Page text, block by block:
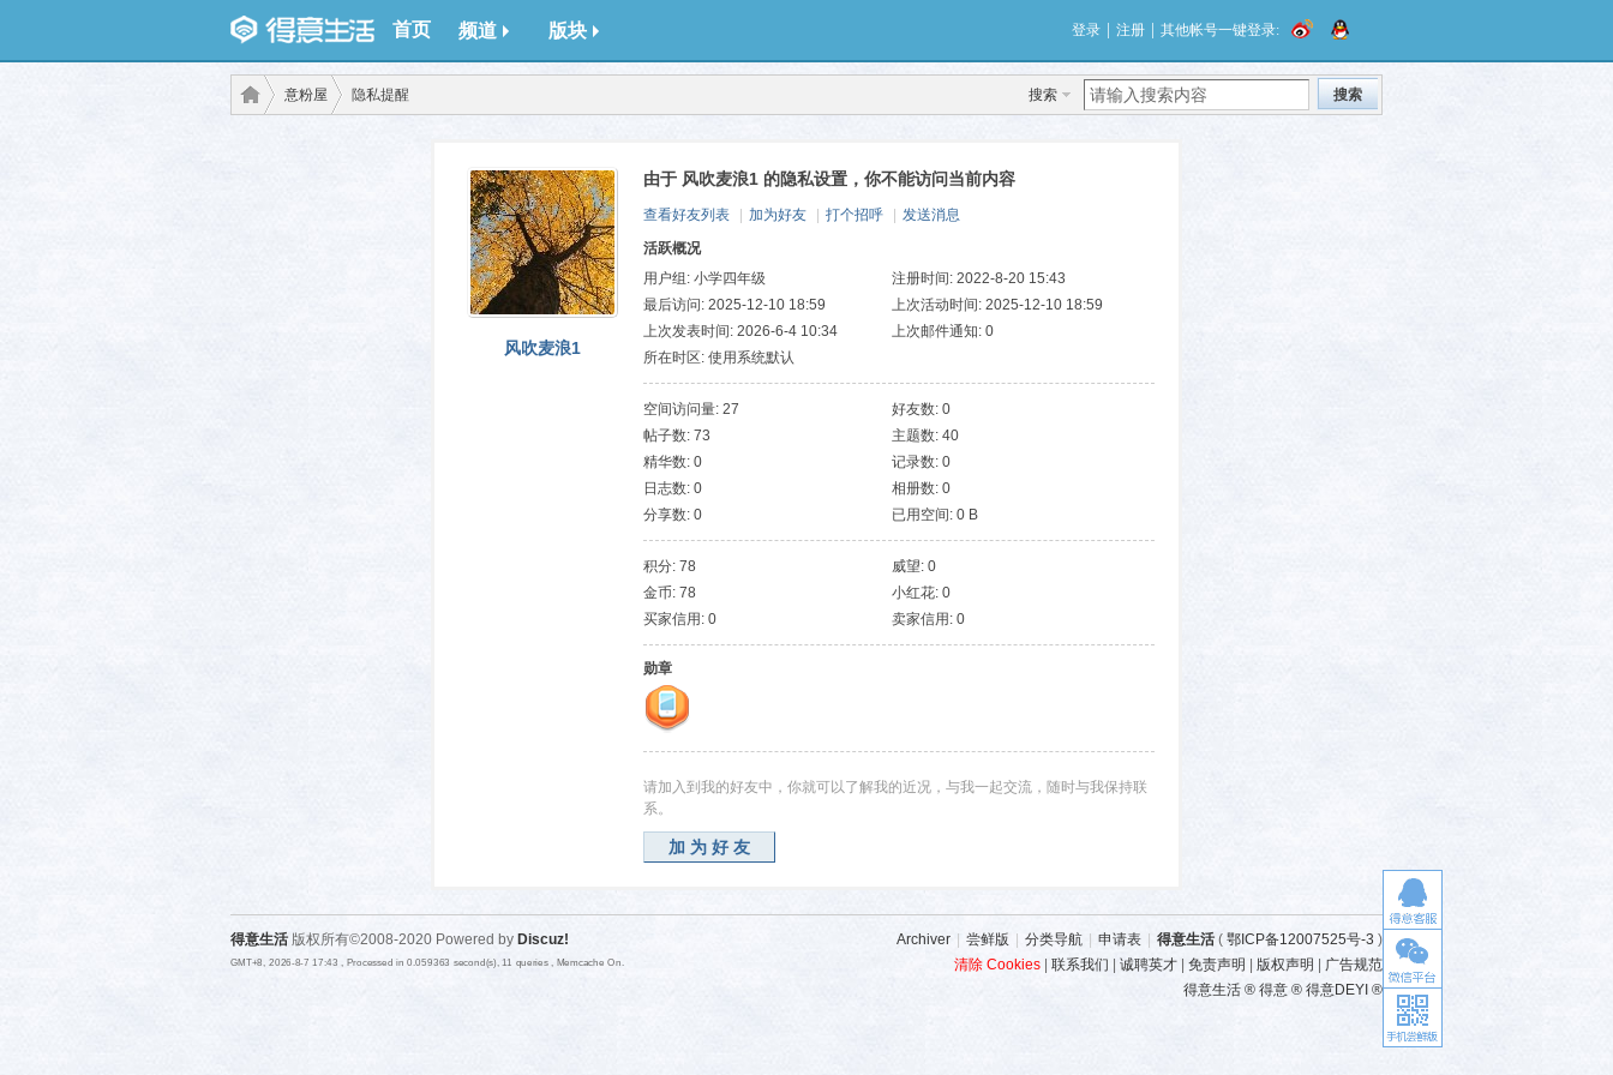
首页 频道 版块 登录 注册 其他帐号一键登录:
搜索 搜索
武汉
意粉屋 隐私提醒
风吹麦浪1
由于 风吹麦浪1 的隐私设置，你不能访问当前内容
查看好友列表 加为好友 打个招呼
发送消息
活跃概况
用户组: 小学四年级
注册时间: 2022-8-20 15:43
最后访问: 2025-12-10 18:59
上次活动时间: 2025-12-10 18:59
上次发表时间: 2026-6-4 10:34
上次邮件通知: 0
所在时区: 使用系统默认
空间访问量: 27
好友数: 0
帖子数: 73
主题数: 40
精华数: 0
记录数: 0
日志数: 0
相册数: 0
分享数: 0
已用空间: 0 B
积分: 78
威望: 0
金币: 78
小红花: 0
买家信用: 0
卖家信用: 0
勋章
请加入到我的好友中，你就可以了解我的近况，与我一起交流，随时与我保持联
系。
加为好友
Archiver 尝鲜版 分类导航 申请表 得意生活 ( 鄂ICP备12007525号-3 )
清除 Cookies
联系我们 诚聘英才 免责声明 版权声明
广告规范
得意生活 ® 得意 ® 得意DEYI ®
得意生活 版权所有©2008-2020 Powered by Discuz!
GMT+8, 2026-8-7 17:43 , Processed in 0.059363 second(s), 11 queries , Memcache On.